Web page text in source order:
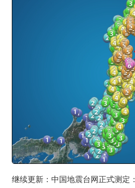
继续更新：中国地震台网正式测定：